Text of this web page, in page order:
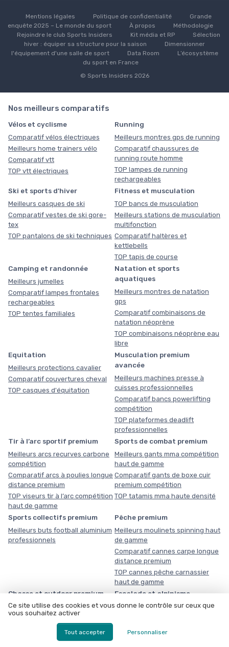
Mentions légales Politique de confidentialité
Grande
enquête 2025 – Le monde du sport
À propos
Méthodologie
Rejoindre le club Sports Insiders
Kit média et RP
Sélection
hiver : équiper sa structure pour la saison
Dimensionner
l'équipement d'une salle de sport
Data Room
L’écosystème
du sport en France
© Sports Insiders 2026
Nos meilleurs comparatifs
Vélos et cyclisme
Comparatif vélos électriques
Meilleurs home trainers vélo
Comparatif vtt
TOP vtt électriques
Running
Meilleurs montres gps de running
Comparatif chaussures de
running route homme
TOP lampes de running
rechargeables
Ski et sports d'hiver
Meilleurs casques de ski
Comparatif vestes de ski gore-
tex
TOP pantalons de ski techniques
Fitness et musculation
TOP bancs de musculation
Meilleurs stations de musculation
multifonction
Comparatif haltères et
kettlebells
TOP tapis de course
Camping et randonnée
Meilleurs jumelles
Comparatif lampes frontales
rechargeables
TOP tentes familiales
Natation et sports
aquatiques
Meilleurs montres de natation
gps
Comparatif combinaisons de
natation néoprène
TOP combinaisons néoprène eau
libre
Equitation
Meilleurs protections cavalier
Comparatif couvertures cheval
TOP casques d'équitation
Musculation premium
avancée
Meilleurs machines presse à
cuisses professionnelles
Comparatif bancs powerlifting
compétition
TOP plateformes deadlift
professionnelles
Tir à l’arc sportif premium
Meilleurs arcs recurves carbone
compétition
Comparatif arcs à poulies longue
distance premium
TOP viseurs tir à l’arc compétition
haut de gamme
Sports de combat premium
Meilleurs gants mma compétition
haut de gamme
Comparatif gants de boxe cuir
premium compétition
TOP tatamis mma haute densité
Sports collectifs premium
Meilleurs buts football aluminium
professionnels
Pêche premium
Meilleurs moulinets spinning haut
de gamme
Comparatif cannes carpe longue
distance premium
TOP cannes pêche carnassier
haut de gamme
Chasse et outdoor premium
Meilleurs longues vues haute
définition premium
Comparatif glacières outdoor
Escalade et alpinisme
premium
Ce site utilise des cookies et vous donne le contrôle sur ceux que
vous souhaitez activer
Tout accepter Personnaliser